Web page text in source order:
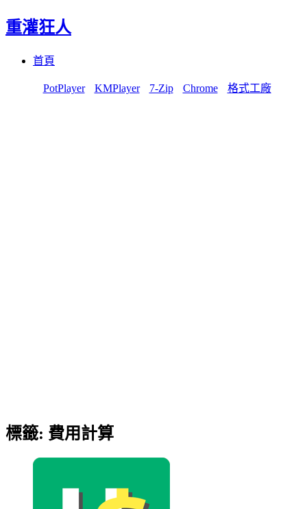
重灌狂人
首頁
PotPlayer KMPlayer 7-Zip Chrome 格式工廠
標籤: 費用計算